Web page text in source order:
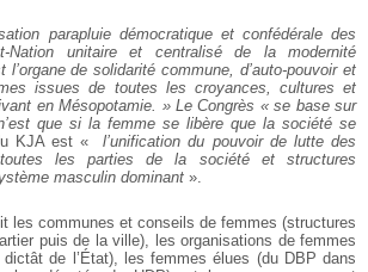
parapluie démocratique et confédérale des
Nation unitaire et centralisé de la modernité
de solidarité commune, d’auto-pouvoir et
issues de toutes les croyances, cultures et
en Mésopotamie. » Le Congrès « se base sur
que si la femme se libère que la société se
KJA est «
l’unification du pouvoir de lutte des
les parties de la société et structures
masculin dominant ».
les communes et conseils de femmes (structures
puis de la ville), les organisations de femmes
de l’État), les femmes élues (du DBP dans